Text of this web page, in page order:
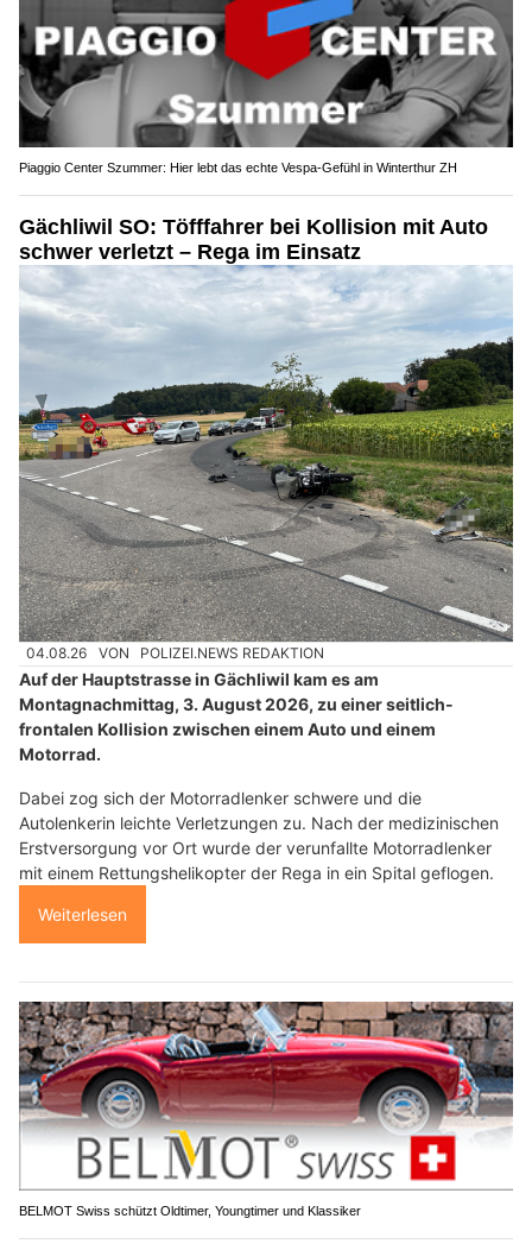
Piaggio Center Szummer: Hier lebt das echte Vespa-Gefühl in Winterthur ZH
Gächliwil SO: Töfffahrer bei Kollision mit Auto
schwer verletzt – Rega im Einsatz
04.08.26 VON POLIZEI.NEWS REDAKTION
Auf der Hauptstrasse in Gächliwil kam es am
Montagnachmittag, 3. August 2026, zu einer seitlich-
frontalen Kollision zwischen einem Auto und einem
Motorrad.
Dabei zog sich der Motorradlenker schwere und die
Autolenkerin leichte Verletzungen zu. Nach der medizinischen
Erstversorgung vor Ort wurde der verunfallte Motorradlenker
mit einem Rettungshelikopter der Rega in ein Spital geflogen.
Weiterlesen
BELMOT Swiss schützt Oldtimer, Youngtimer und Klassiker